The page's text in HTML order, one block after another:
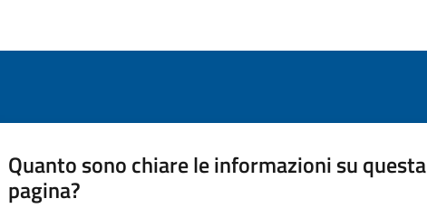
Quanto sono chiare le informazioni su questa
pagina?